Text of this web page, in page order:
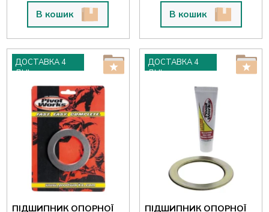
В кошик В кошик
ДОСТАВКА 4
ДНІ
ПІДШИПНИК ОПОРНОЇ
ДОСТАВКА 4
ДНІ
ПІДШИПНИК ОПОРНОЇ